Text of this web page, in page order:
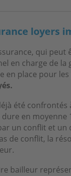
loyers
qui
en charge de
en place pour
été
en moyenne
un conflit et
de conflit, la
bailleur